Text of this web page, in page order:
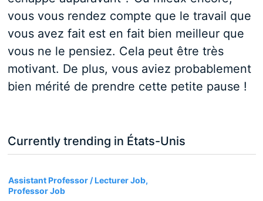
vous vous rendez compte que le travail que
vous avez fait est en fait bien meilleur que
vous ne le pensiez. Cela peut être très
motivant. De plus, vous aviez probablement
bien mérité de prendre cette petite pause !
Currently trending in États-Unis
Assistant Professor / Lecturer Job,
Professor Job